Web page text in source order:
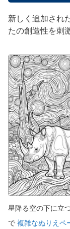
新しく追加され
たの創造性を刺
星降る空の下に立
で 複雑なぬりえペ